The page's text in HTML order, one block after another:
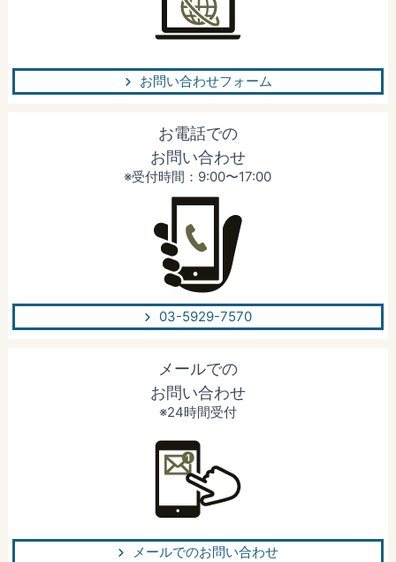
お問い合わせフォーム
お電話での
お問い合わせ
※受付時間：9:00〜17:00
03-5929-7570
メールでの
お問い合わせ
※24時間受付
メールでのお問い合わせ